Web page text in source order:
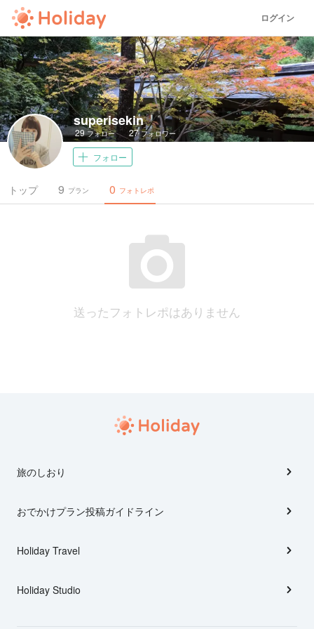
ログイン
superisekin
29フォロー 27フォロワー
フォロー
トップ プラン
9 フォトレポ
0
送ったフォトレポはありません
旅のしおり
おでかけプラン投稿ガイドライン
Holiday Travel
Holiday Studio